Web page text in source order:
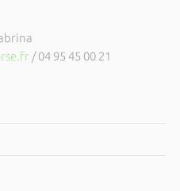
/ 04 95 45 00 21